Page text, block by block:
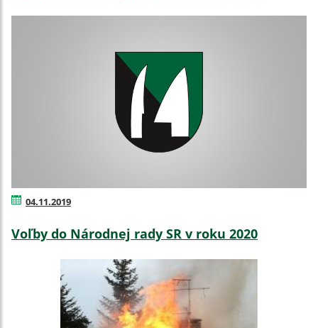
04.11.2019
Voľby do Národnej rady SR v roku 2020